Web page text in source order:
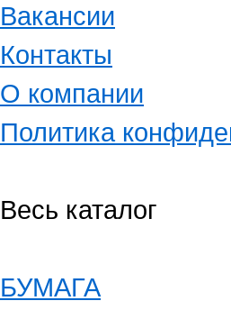
Вакансии
Контакты
О компании
Политика
Весь каталог
БУМАГА